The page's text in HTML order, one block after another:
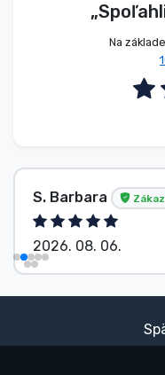
Na
S. Barbara
2026. 08. 06.